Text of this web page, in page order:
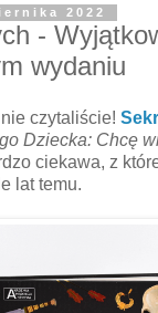
2022
-
wydaniu
czytaliście!
Dziecka: Chcę
ciekawa, z
lat temu.